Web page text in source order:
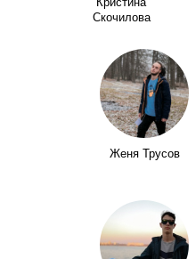
Кристина
Скочилова
Женя Трусов